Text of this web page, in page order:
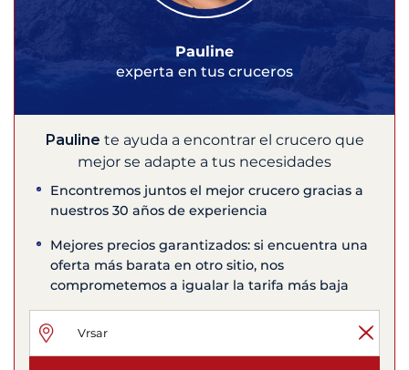
Pauline
experta en tus cruceros
Pauline te ayuda a encontrar el crucero que
mejor se adapte a tus necesidades
Encontremos juntos el mejor crucero gracias a
nuestros 30 años de experiencia
Mejores precios garantizados: si encuentra una
oferta más barata en otro sitio, nos
comprometemos a igualar la tarifa más baja